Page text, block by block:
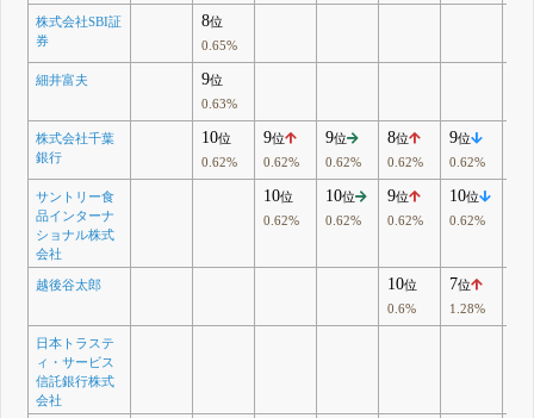
株式会社SBI証
券
8位
0.65%
細井富夫 9位
0.63%
株式会社千葉
銀行
10位
0.62%
9位
0.62%
9位
0.62%
8位
0.62%
9位
0.62%
サントリー食
品インターナ
ショナル株式
会社
10位
0.62%
10位
0.62%
9位
0.62%
10位
0.62%
越後谷太郎 10位
0.6%
7位
1.28%
日本トラステ
ィ・サービス
信託銀行株式
会社